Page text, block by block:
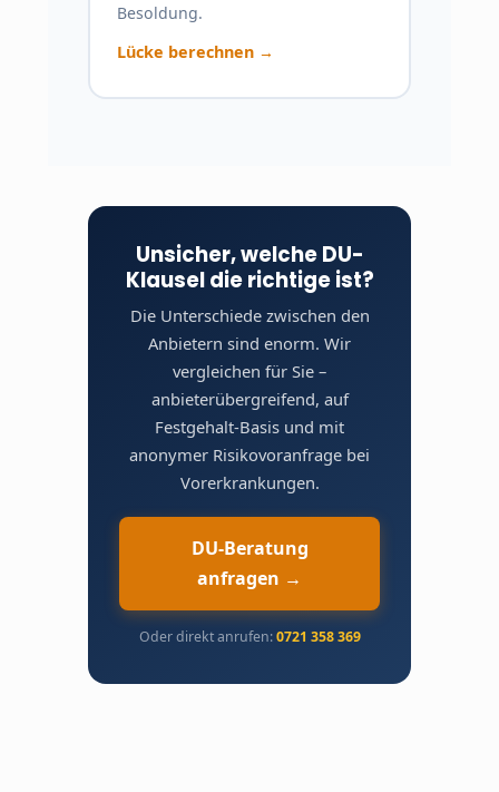
Besoldung.
Lücke berechnen →
Unsicher, welche DU-
Klausel die richtige ist?
Die Unterschiede zwischen den
Anbietern sind enorm. Wir
vergleichen für Sie –
anbieterübergreifend, auf
Festgehalt-Basis und mit
anonymer Risikovoranfrage bei
Vorerkrankungen.
DU-Beratung
anfragen →
Oder direkt anrufen:0721 358 369